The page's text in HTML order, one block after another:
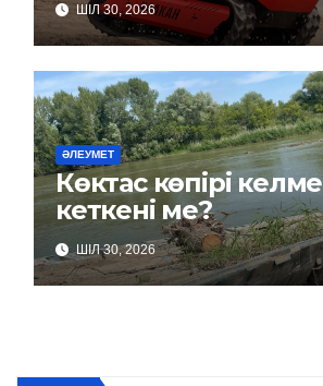
ШІЛ 30, 2026
ӘЛЕУМЕТ
Көктас көпірі
кеткені ме?
ШІЛ 30, 2026